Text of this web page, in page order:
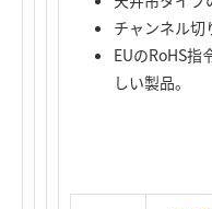
チャンネル切
EUのRoHS
しい製品。